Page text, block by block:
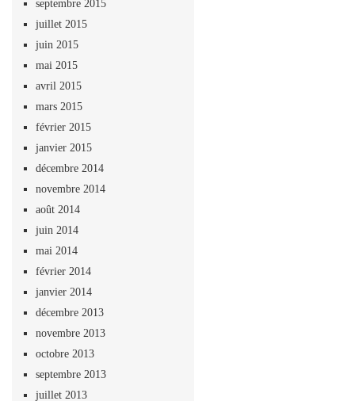
septembre 2015
juillet 2015
juin 2015
mai 2015
avril 2015
mars 2015
février 2015
janvier 2015
décembre 2014
novembre 2014
août 2014
juin 2014
mai 2014
février 2014
janvier 2014
décembre 2013
novembre 2013
octobre 2013
septembre 2013
juillet 2013